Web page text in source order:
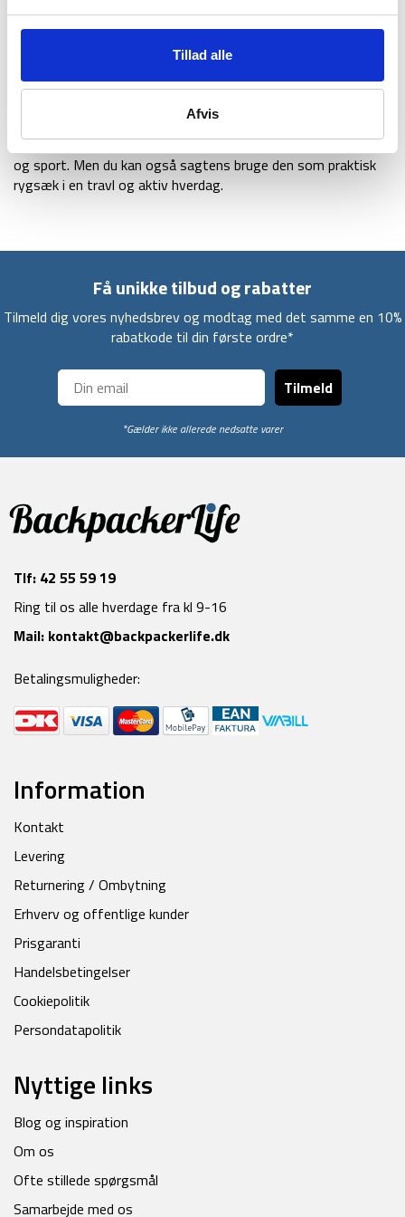
Tillad alle
Afvis
Kiro har en lang række ekstra fede og funktionelle detaljer
såsom letvægtigt regnslag, mulighed for fastspændelse af
vandrestave og mesh lommer til drikkedunk. Med Kiro får du
vundet adskillelige industripriser for deres strømlinede design,
der giver deres rygsække et sporty look.
Du kan med fordel bruge Kiro 22 liter til både vandring, rejse
og sport. Men du kan også sagtens bruge den som praktisk
rygsæk i en travl og aktiv hverdag.
Få unikke tilbud og rabatter
Tilmeld dig vores nyhedsbrev og modtag med det samme en 10%
rabatkode til din første ordre*
Tilmeld
*Gælder ikke allerede nedsatte varer
Tlf: 42 55 59 19
Ring til os alle hverdage fra kl 9-16
Mail: kontakt@backpackerlife.dk
Betalingsmuligheder:
Information
Kontakt
Levering
Returnering / Ombytning
Erhverv og offentlige kunder
Prisgaranti
Handelsbetingelser
Cookiepolitik
Persondatapolitik
Nyttige links
Blog og inspiration
Om os
Ofte stillede spørgsmål
Samarbejde med os